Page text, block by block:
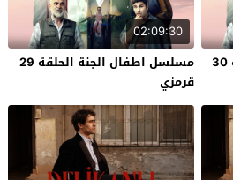
مسلسل اطفال الجنة الحلقة 30
02:09:30
مسلسل اطفال الجنة الحلقة 29
قرمزي